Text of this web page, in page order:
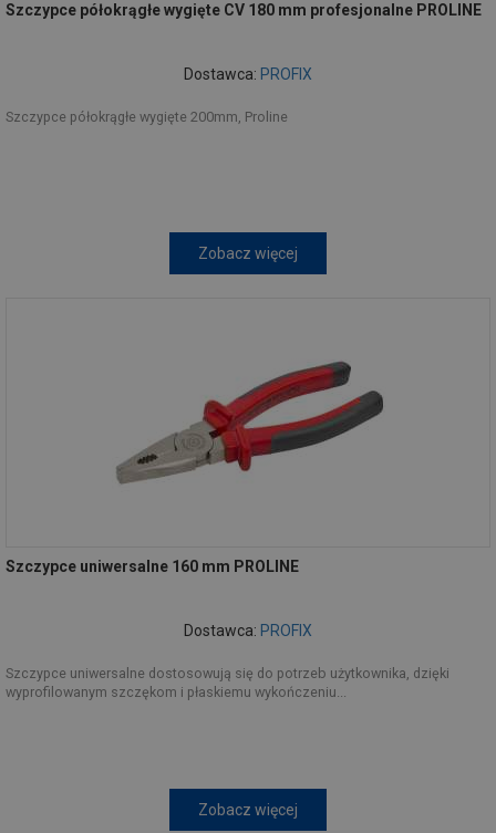
Szczypce półokrągłe wygięte CV 180 mm profesjonalne PROLINE
Dostawca: PROFIX
Szczypce półokrągłe wygięte 200mm, Proline
Zobacz więcej
Szczypce uniwersalne 160 mm PROLINE
Dostawca: PROFIX
Szczypce uniwersalne dostosowują się do potrzeb użytkownika, dzięki
wyprofilowanym szczękom i płaskiemu wykończeniu...
Zobacz więcej